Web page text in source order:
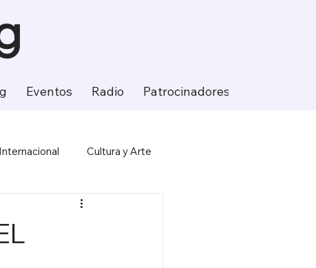
Eventos Radio Patrocinadores
Internacional Cultura y Arte
Ciencia y Tecnología